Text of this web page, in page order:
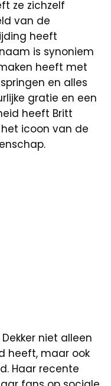
ze zichzelf
van de
heeft
is synoniem
heeft met
en alles
gratie en een
heeft Britt
icoon van de
niet alleen
heeft, maar ook
Haar recente